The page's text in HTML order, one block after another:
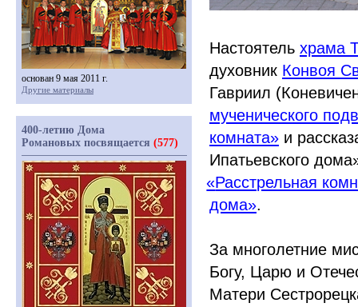
Настоятель храма
духовник Конвоя
Гавриил (
мученического
комната» и
Ипатьевского
«Расстрельная
дома».
За многолетние
Богу, Царю и
Матери
основан 9 мая 2011 г.
Другие материалы
400-летию Дома
Романовых посвящается (577)